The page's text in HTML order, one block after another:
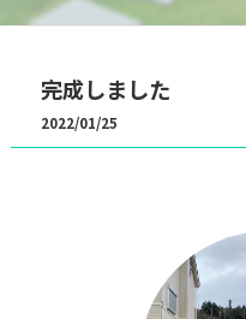
完成しました
2022/01/25